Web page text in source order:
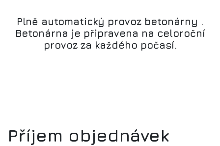
Plně automatický provoz betonárny .
Betonárna je připravena na celoroční
provoz za každého počasí.
Příjem objednávek